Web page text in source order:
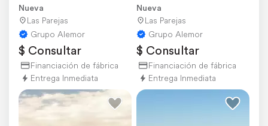
Nueva
Las Parejas
Grupo Alemor
$ Consultar
Financiación de fábrica
Entrega Inmediata
Nueva
Las Parejas
Grupo Alemor
$ Consultar
Financiación de fábrica
Entrega Inmediata